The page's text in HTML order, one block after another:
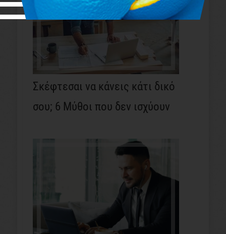
Σκέφτεσαι να κάνεις κάτι δικό
σου; 6 Μύθοι που δεν ισχύουν